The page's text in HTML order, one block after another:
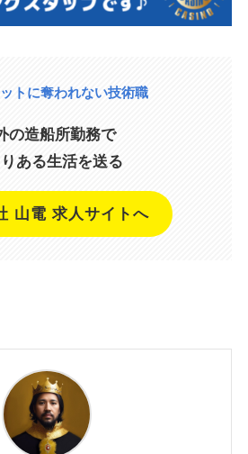
トに奪われない技術職
の造船所勤務で
ある生活を送る
山電 求人サイトへ